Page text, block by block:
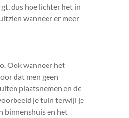
dus hoe lichter het in
wanneer er meer
Ook wanneer het
dat men geen
plaatsnemen en de
je tuin terwijl je
binnenshuis en het